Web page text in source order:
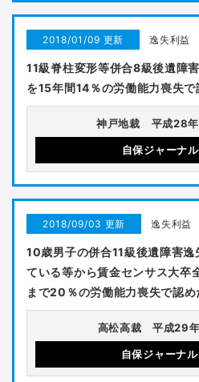
2018/01/09 更新 逸失利益
11級脊柱変形等併合8級後遺障
を15年間14％の労働能力喪失
神戸地裁 平成28年
自保ジャーナ
2018/09/03 更新 逸失利益
10歳男子の併合11級後遺障害
ている等から賃金センサス大卒
まで20％の労働能力喪失で認め
高松高裁 平成29
自保ジャーナ